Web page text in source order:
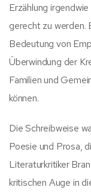
Erzählung
gerecht zu werden.
Bedeutung von
Überwindung der
Familien und
können.
Die Schreibweise
Poesie und Prosa,
Literaturkritiker
kritischen Auge in